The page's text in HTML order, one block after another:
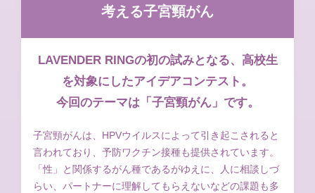
考える子宮頸がん
LAVENDER RINGの初の試みとなる、高校生
を対象にしたアイデアコンテスト。
今回のテーマは「子宮頸がん」です。
子宮頸がんは、HPVウイルスによって引き起こされると
言われており、予防ワクチン接種も提供されています。
「性」と関係するがん種であるがゆえに、人に相談しづ
らい、パートナーに理解してもらえないなどの課題も多